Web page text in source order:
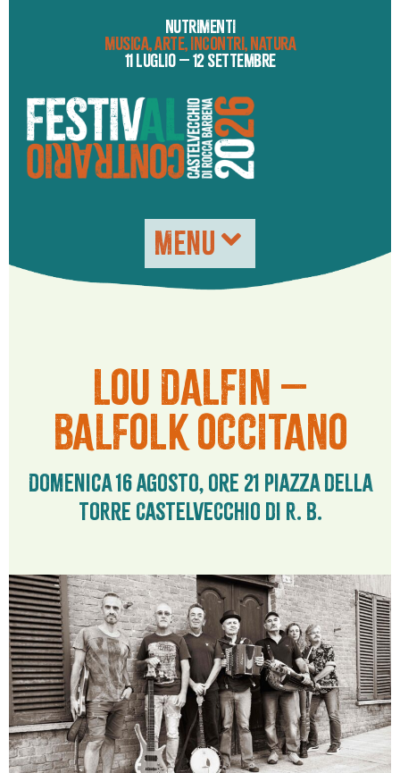
NUTRIMENTI
MUSICA, ARTE, INCONTRI, NATURA
11 LUGLIO – 12 SETTEMBRE
MENU
LOU DALFIN –
BALFOLK OCCITANO
Domenica 16 agosto, ore 21 Piazza della
Torre Castelvecchio di R. B.